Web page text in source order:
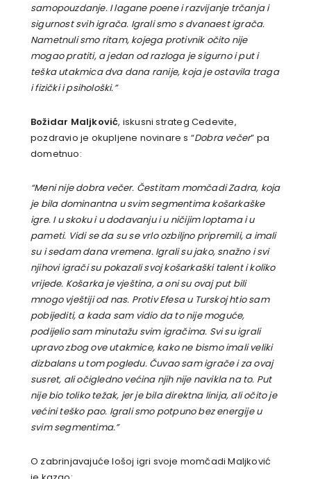
samopouzdanje. I lagane poene i razvijanje trčanja i
sigurnost svih igrača. Igrali smo s dvanaest igrača.
Nametnuli smo ritam, kojega protivnik očito nije
mogao pratiti, a jedan od razloga je sigurno i put i
teška utakmica dva dana ranije, koja je ostavila traga
i fizički i psihološki.”
Božidar Maljković, iskusni strateg Cedevite,
pozdravio je okupljene novinare s “Dobra večer” pa
dometnuo:
“Meni nije dobra večer. Čestitam momčadi Zadra, koja
je bila dominantna u svim segmentima košarkaške
igre. I u skoku i u dodavanju i u ničijim loptama i u
pameti. Vidi se da su se vrlo ozbiljno pripremili, a imali
su i sedam dana vremena. Igrali su jako, snažno i svi
njihovi igrači su pokazali svoj košarkaški talent i koliko
vrijede. Košarka je vještina, a oni su ovaj put bili
mnogo vještiji od nas. Protiv Efesa u Turskoj htio sam
pobijediti, a kada sam vidio da to nije moguće,
podijelio sam minutažu svim igračima. Svi su igrali
upravo zbog ove utakmice, kako ne bismo imali veliki
dizbalans u tom pogledu. Čuvao sam igrače i za ovaj
susret, ali očigledno većina njih nije navikla na to. Put
nije bio toliko težak, jer je bila direktna linija, ali očito je
većini teško pao. Igrali smo potpuno bez energije u
svim segmentima.”
O zabrinjavajuće lošoj igri svoje momčadi Maljković